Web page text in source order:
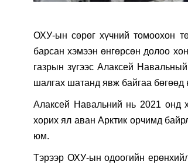
ОХУ-ын сөрөг хүчний томоохон
барсан хэмээн өнгөрсөн долоо
газрын зүгээс Алаксей
шалгах шатанд явж байгаа бөгөөд
Алаксей Навальний нь 2021 онд
хорих ял аван Арктик орчимд
юм.
Тэрээр ОХУ-ын одоогийн